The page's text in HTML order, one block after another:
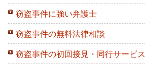
窃盗事件に強い弁護士
窃盗事件の無料法律相談
窃盗事件の初回接見・同行サービス